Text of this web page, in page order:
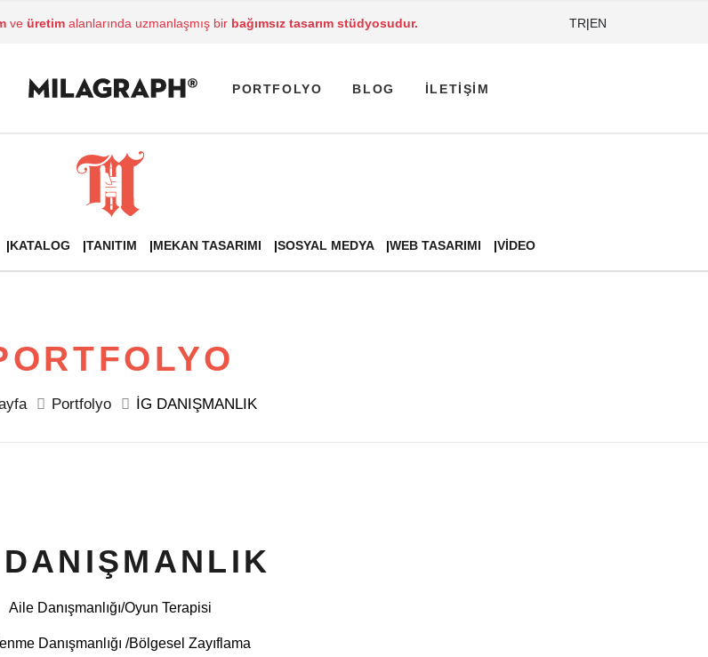
ve üretim alanlarında uzmanlaşmış bir bağımsız tasarım stüdyosudur. TR|EN
PORTFOLYO BLOG İLETIŞIM
KATALOG TANITIM MEKAN TASARIMI SOSYAL MEDYA WEB TASARIMI VIDEO
Portfolyo İG DANIŞMANLIK
Aile Danışmanlığı/Oyun Terapisi
Danışmanlığı /Bölgesel Zayıflama